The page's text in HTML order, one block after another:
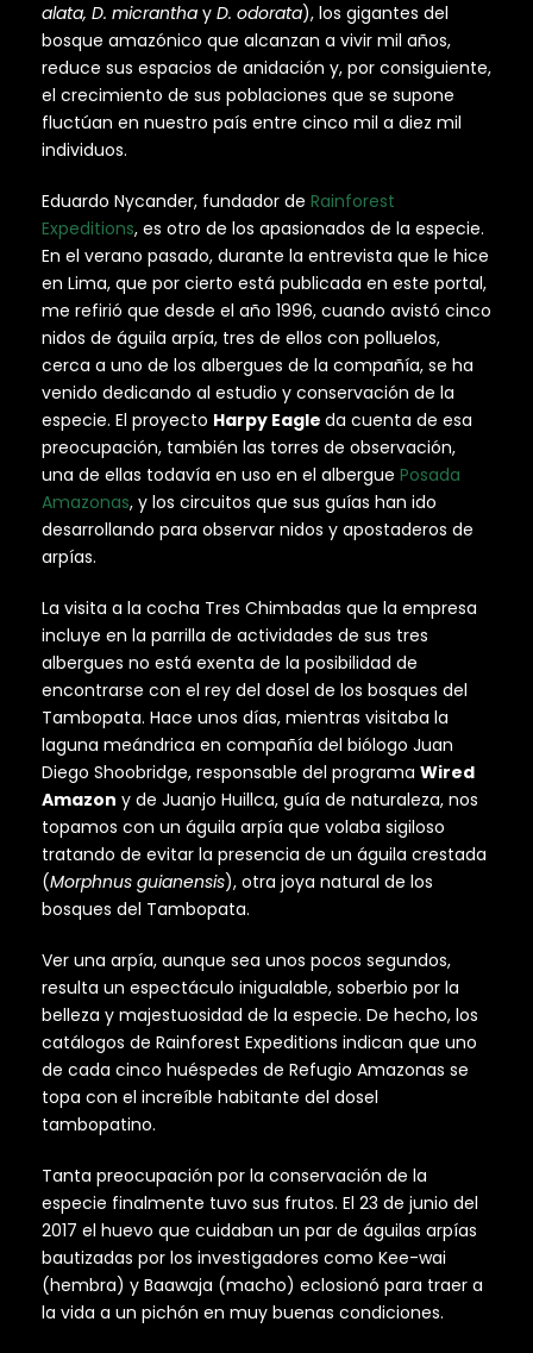
alata, D. micrantha y D. odorata), los gigantes del
bosque amazónico que alcanzan a vivir mil años,
reduce sus espacios de anidación y, por consiguiente,
el crecimiento de sus poblaciones que se supone
fluctúan en nuestro país entre cinco mil a diez mil
individuos.
Eduardo Nycander, fundador de Rainforest
Expeditions, es otro de los apasionados de la especie.
En el verano pasado, durante la entrevista que le hice
en Lima, que por cierto está publicada en este portal,
me refirió que desde el año 1996, cuando avistó cinco
nidos de águila arpía, tres de ellos con polluelos,
cerca a uno de los albergues de la compañía, se ha
venido dedicando al estudio y conservación de la
especie. El proyecto Harpy Eagle da cuenta de esa
preocupación, también las torres de observación,
una de ellas todavía en uso en el albergue Posada
Amazonas, y los circuitos que sus guías han ido
desarrollando para observar nidos y apostaderos de
arpías.
La visita a la cocha Tres Chimbadas que la empresa
incluye en la parrilla de actividades de sus tres
albergues no está exenta de la posibilidad de
encontrarse con el rey del dosel de los bosques del
Tambopata. Hace unos días, mientras visitaba la
laguna meándrica en compañía del biólogo Juan
Diego Shoobridge, responsable del programa Wired
Amazon y de Juanjo Huillca, guía de naturaleza, nos
topamos con un águila arpía que volaba sigiloso
tratando de evitar la presencia de un águila crestada
(Morphnus guianensis), otra joya natural de los
bosques del Tambopata.
Ver una arpía, aunque sea unos pocos segundos,
resulta un espectáculo inigualable, soberbio por la
belleza y majestuosidad de la especie. De hecho, los
catálogos de Rainforest Expeditions indican que uno
de cada cinco huéspedes de Refugio Amazonas se
topa con el increíble habitante del dosel
tambopatino.
Tanta preocupación por la conservación de la
especie finalmente tuvo sus frutos. El 23 de junio del
2017 el huevo que cuidaban un par de águilas arpías
bautizadas por los investigadores como Kee-wai
(hembra) y Baawaja (macho) eclosionó para traer a
la vida a un pichón en muy buenas condiciones.